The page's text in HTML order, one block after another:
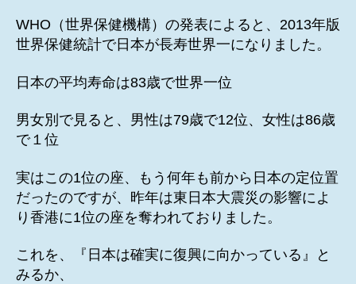
平
均
寿
世
位
へ
WHO（世界保健機構）の発表によると、2013年版
世界保健統計で日本が長寿世界一になりました。
日本の平均寿命は83歳で世界一位
男女別で見ると、男性は79歳で12位、女性は86歳
で１位
実はこの1位の座、もう何年も前から日本の定位置
だったのですが、昨年は東日本大震災の影響によ
り香港に1位の座を奪われておりました。
これを、『日本は確実に復興に向かっている』と
みるか、